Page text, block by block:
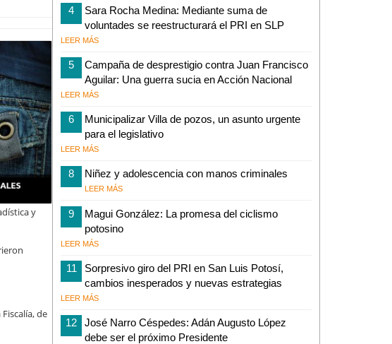
y
de
4
Sara Rocha Medina: Mediante suma de
voluntades se reestructurará el PRI en SLP
LEER MÁS
5
Campaña de desprestigio contra Juan Francisco
Aguilar: Una guerra sucia en Acción Nacional
LEER MÁS
6
Municipalizar Villa de pozos, un asunto urgente
para el legislativo
LEER MÁS
8 Niñez y adolescencia con manos criminales
LEER MÁS
9
Magui González: La promesa del ciclismo
potosino
LEER MÁS
11
Sorpresivo giro del PRI en San Luis Potosí,
cambios inesperados y nuevas estrategias
LEER MÁS
12
José Narro Céspedes: Adán Augusto López
debe ser el próximo Presidente